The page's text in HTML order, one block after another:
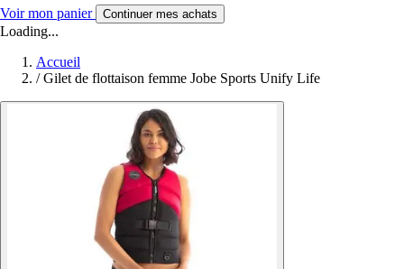
Voir mon panier Continuer mes achats
Loading...
Accueil
/ Gilet de flottaison femme Jobe Sports Unify Life